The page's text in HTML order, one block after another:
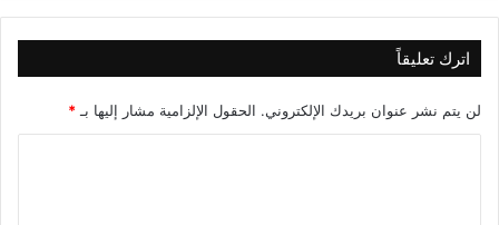
اترك تعليقاً
لن يتم نشر عنوان بريدك الإلكتروني. الحقول الإلزامية مشار إليها بـ*